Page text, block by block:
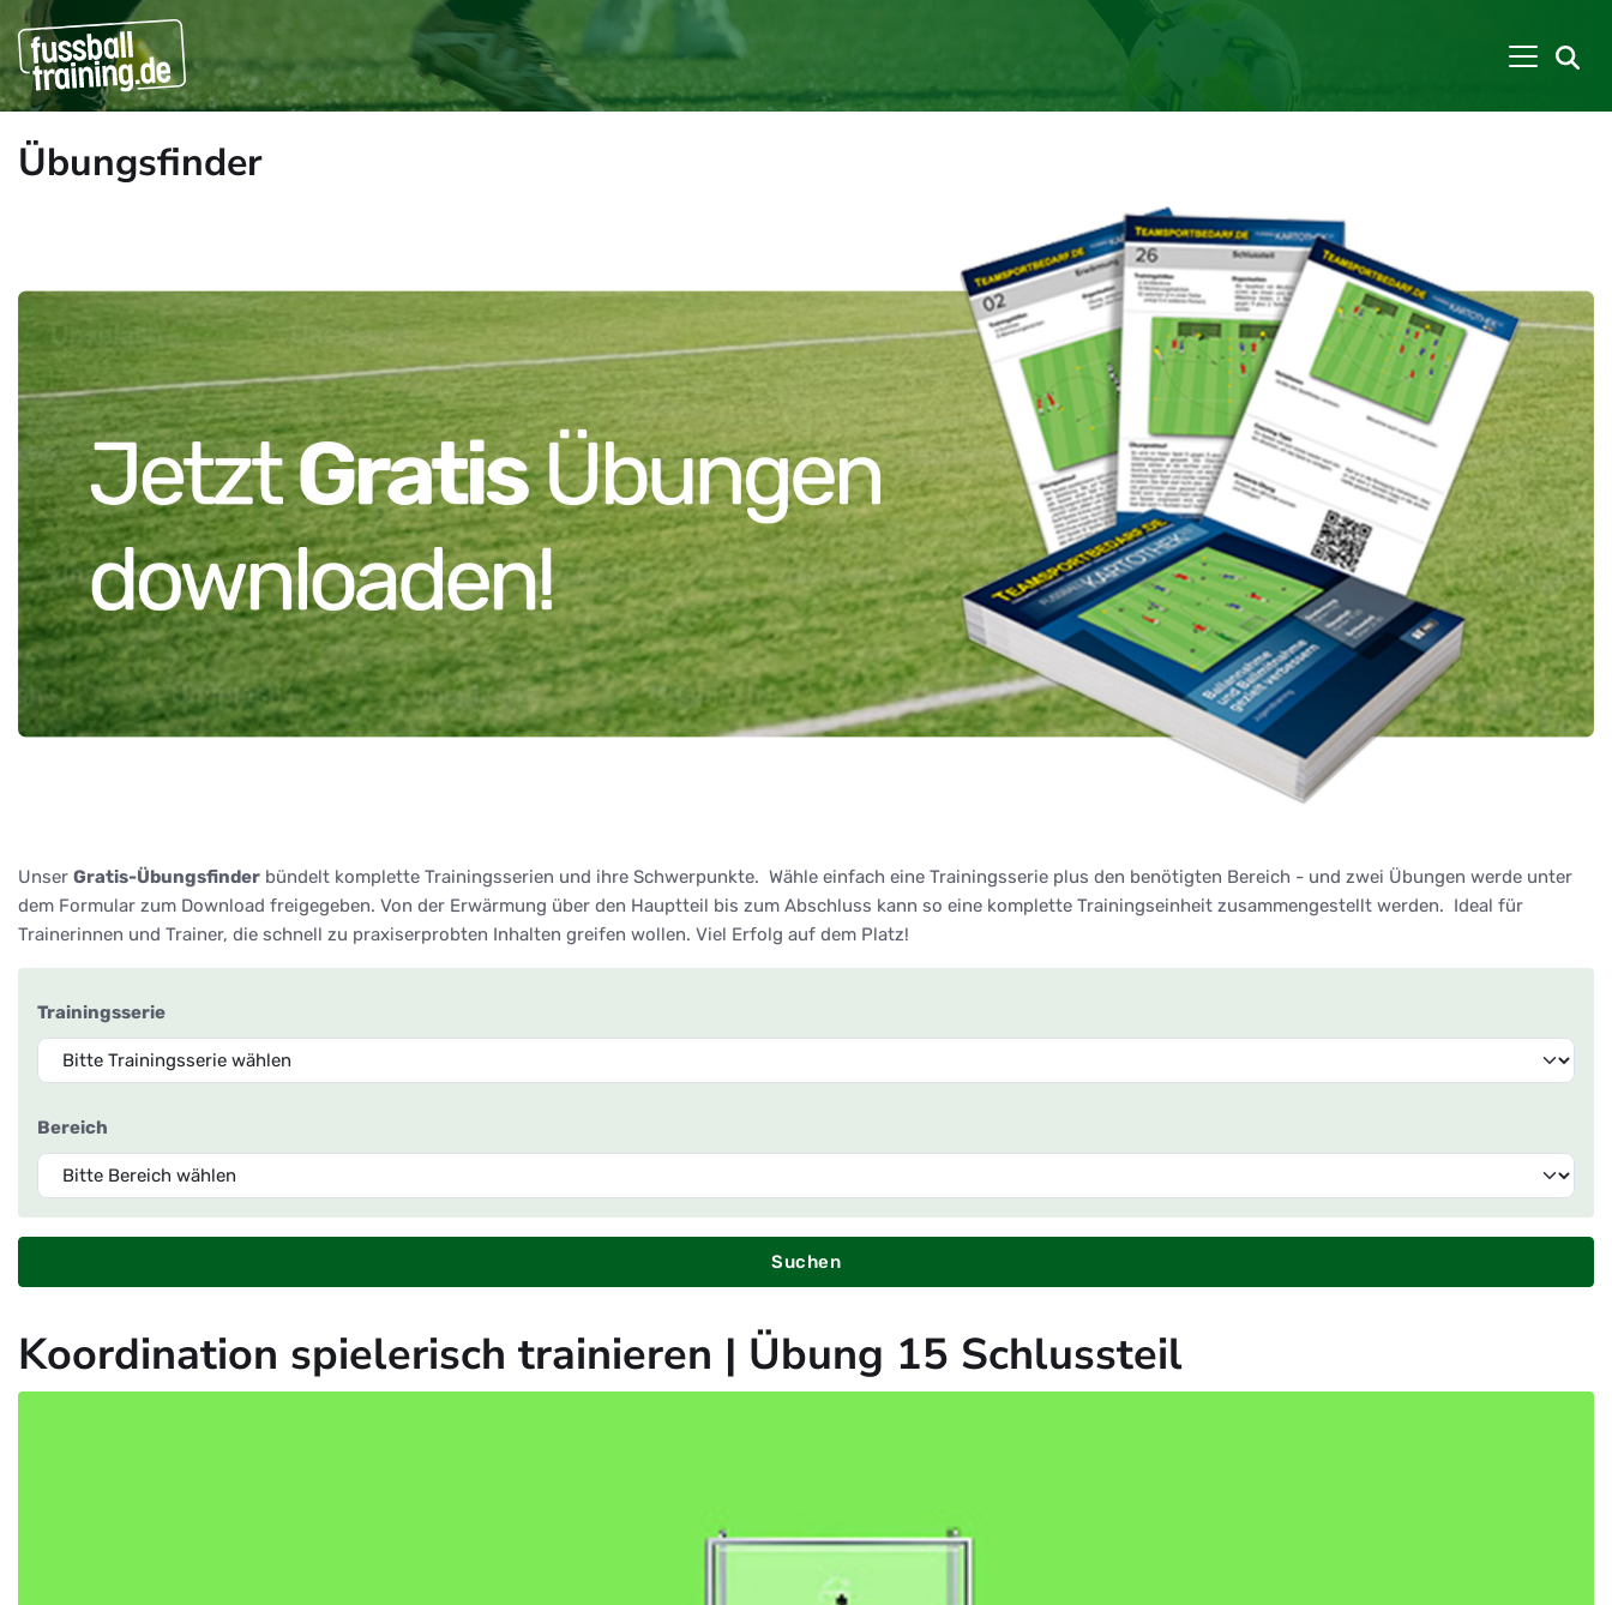
Übungsfinder
Unser Gratis-Übungsfinder bündelt komplette Trainingsserien und ihre Schwerpunkte. Wähle einfach eine Trainingsserie plus den benötigten Bereich - und zwei Übungen werde unter
dem Formular zum Download freigegeben. Von der Erwärmung über den Hauptteil bis zum Abschluss kann so eine komplette Trainingseinheit zusammengestellt werden. Ideal für
Trainerinnen und Trainer, die schnell zu praxiserprobten Inhalten greifen wollen. Viel Erfolg auf dem Platz!
Trainingsserie
Bereich
Suchen
Koordination spielerisch trainieren | Übung 15 Schlussteil